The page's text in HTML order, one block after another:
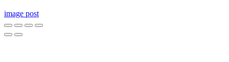
image post